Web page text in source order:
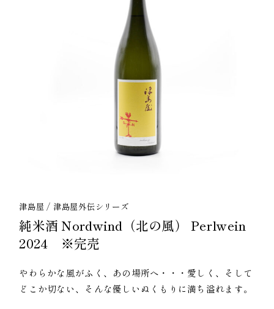
津島屋 津島屋外伝シリーズ
純米酒 Nordwind（北の風） Perlwein
2024 ※完売
やわらかな風がふく、あの場所へ・・・愛しく、そして
どこか切ない、そんな優しいぬくもりに満ち溢れます。